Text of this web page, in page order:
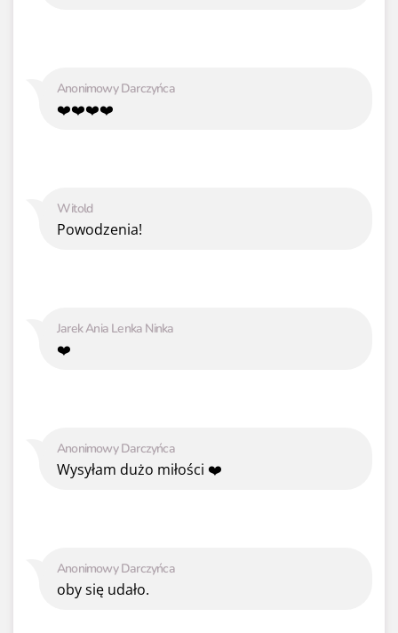
Anonimowy Darczyńca
oby się udało.
Anonimowy Darczyńca
Wysyłam dużo miłości ❤️
Jarek Ania Lenka Ninka
❤️
Witold
Powodzenia!
Anonimowy Darczyńca
❤️❤️❤️❤️